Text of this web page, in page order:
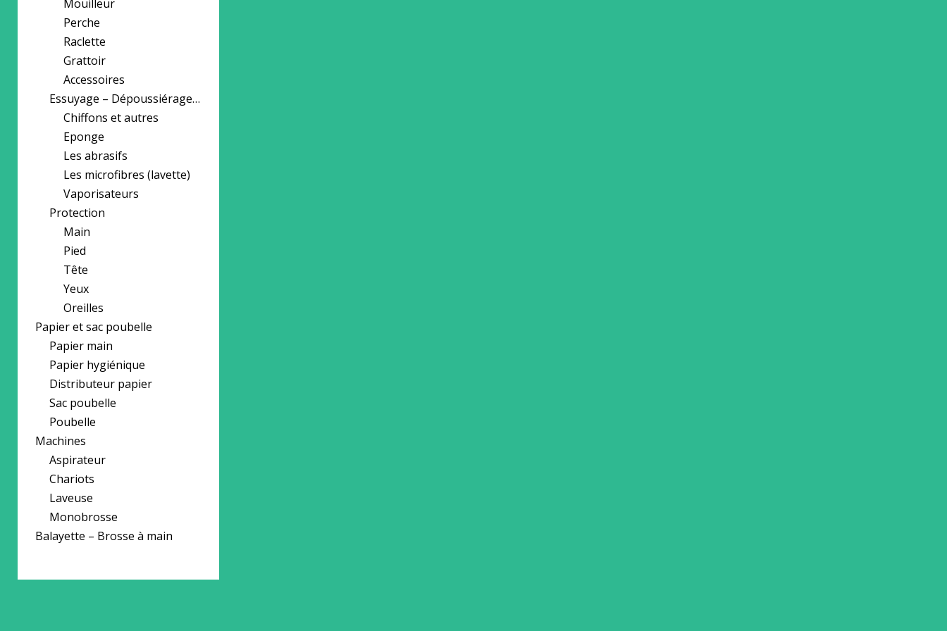
Mouilleur
Perche
Raclette
Grattoir
Accessoires
Essuyage – Dépoussiérage…
Chiffons et autres
Eponge
Les abrasifs
Les microfibres (lavette)
Vaporisateurs
Protection
Main
Pied
Tête
Yeux
Oreilles
Papier et sac poubelle
Papier main
Papier hygiénique
Distributeur papier
Sac poubelle
Poubelle
Machines
Aspirateur
Chariots
Laveuse
Monobrosse
Balayette – Brosse à main